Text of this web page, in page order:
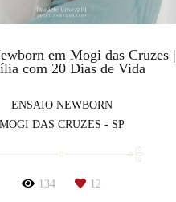
em Mogi das Cruzes |
com 20 Dias de Vida
ENSAIO NEWBORN
MOGI DAS CRUZES - SP
134 12